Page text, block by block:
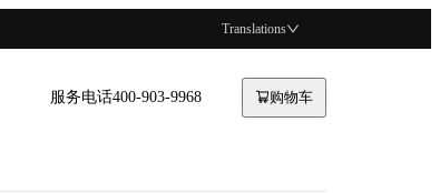
Translations
服务电话400-903-9968 购物车